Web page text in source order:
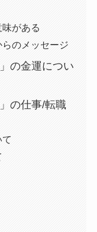
がある
のメッセージ
の金運につい
の仕事/転職